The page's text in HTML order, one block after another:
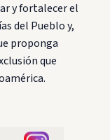
y fortalecer el
del Pueblo y,
proponga
que